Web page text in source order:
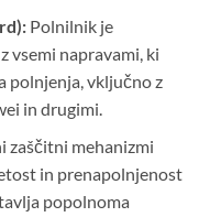
Polnilnik je
vsemi napravami, ki
polnjenja, vključno z
in drugimi.
zaščitni mehanizmi
in prenapolnjenost
popolnoma